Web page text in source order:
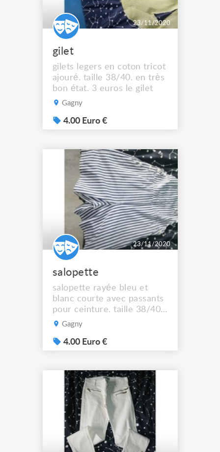
23/11/2020
gilet
gilets legers en coton tricot
ajouré. taille 38/40. en très
bon état. 3 euros le gilet
Gagny
4.00 Euro €
23/11/2020
salopette
salopette rayée bleu et
blanc courte avec passants
pour ceinture. taille 38/40.
coton. 4 euros la salopette
Gagny
4.00 Euro €